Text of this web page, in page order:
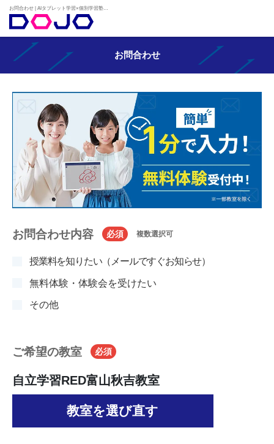
お問合わせ
お問合わせ内容 必須 複数選択可
授業料を知りたい（メールですぐお知らせ）
無料体験・体験会を受けたい
その他
ご希望の教室 必須
自立学習RED富山秋吉教室
教室を選び直す